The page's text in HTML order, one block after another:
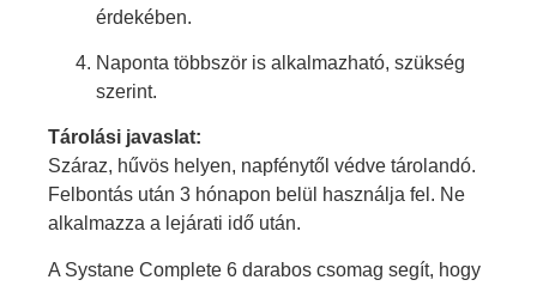
érdekében.
Naponta többször is alkalmazható, szükség
szerint.
Tárolási javaslat:
Száraz, hűvös helyen, napfénytől védve tárolandó.
Felbontás után 3 hónapon belül használja fel. Ne
alkalmazza a lejárati idő után.
A Systane Complete 6 darabos csomag segít, hogy